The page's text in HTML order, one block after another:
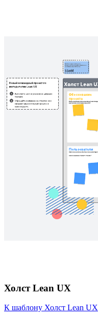
Холст Lean UX
К шаблону Холст Lean UX